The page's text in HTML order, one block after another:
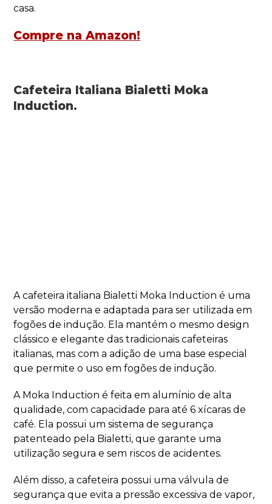
casa.
Compre na Amazon!
Cafeteira Italiana Bialetti Moka
Induction.
A cafeteira italiana Bialetti Moka Induction é uma
versão moderna e adaptada para ser utilizada em
fogões de indução. Ela mantém o mesmo design
clássico e elegante das tradicionais cafeteiras
italianas, mas com a adição de uma base especial
que permite o uso em fogões de indução.
A Moka Induction é feita em alumínio de alta
qualidade, com capacidade para até 6 xícaras de
café. Ela possui um sistema de segurança
patenteado pela Bialetti, que garante uma
utilização segura e sem riscos de acidentes.
Além disso, a cafeteira possui uma válvula de
segurança que evita a pressão excessiva de vapor,